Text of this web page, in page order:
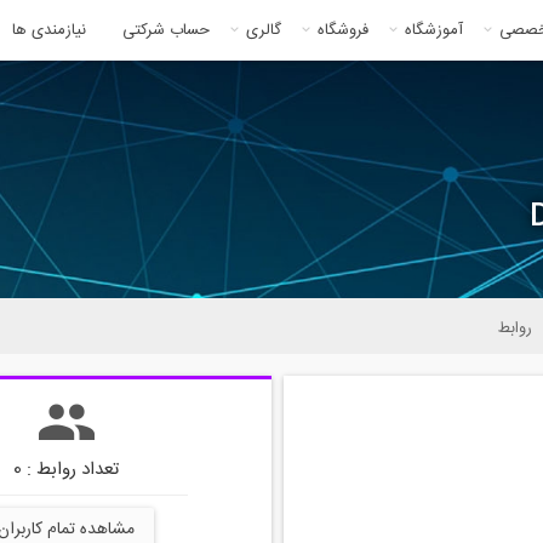
آموزشگاه فروشگاه گالری حساب شرکتی نیازمندی ها
روابط
تعداد روابط : 0
مشاهده تمام